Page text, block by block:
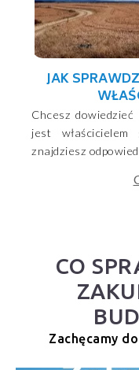
JAK
Chcesz
jest
znajdziesz
CO
Zachęcamy